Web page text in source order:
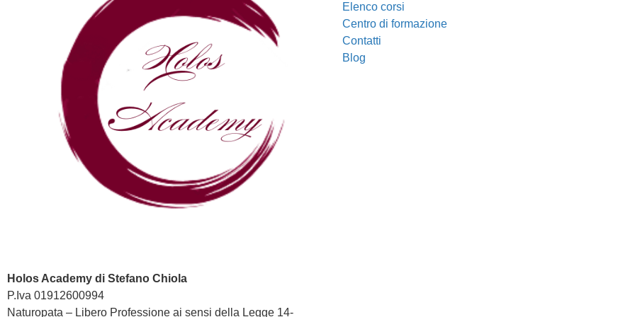
Holos Academy di Stefano Chiola
P.Iva 01912600994
Naturopata – Libero Professione ai sensi della Legge 14-
Elenco corsi
Centro di formazione
Contatti
Blog